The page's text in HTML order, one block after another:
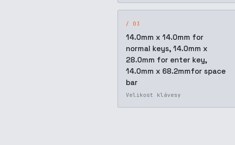
/ 03
14.0mm x 14.0mm for
normal keys, 14.0mm x
28.0mm for enter key,
14.0mm x 68.2mmfor space
bar
Velikost klávesy